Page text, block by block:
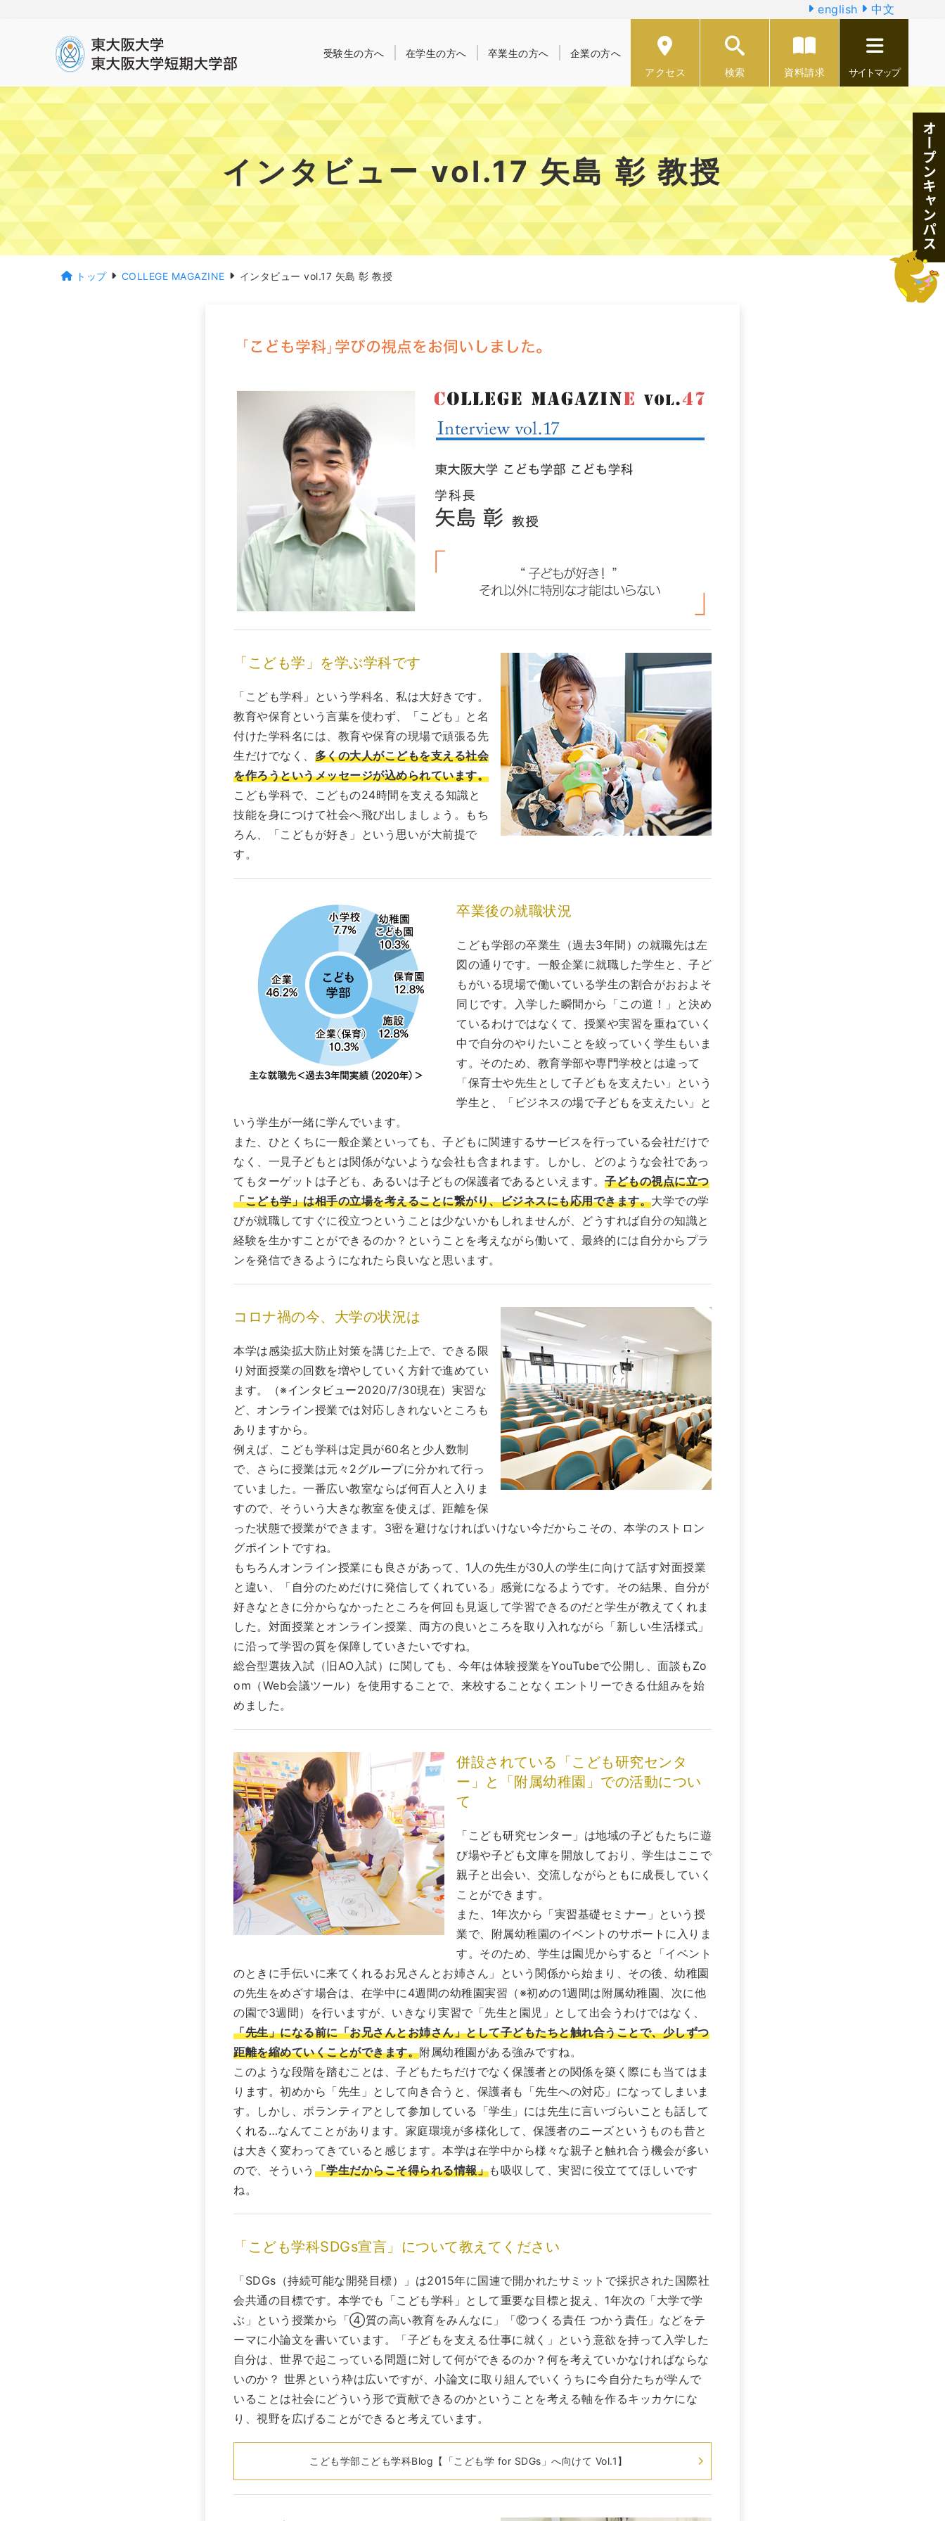
english 中文
受験生の方へ 在学生の方へ 卒業生の方へ 企業の方へ
サイトマップ
資料請求
検索
アクセス
インタビュー vol.17 矢島 彰 教授
トップ COLLEGE MAGAZINE インタビュー vol.17 矢島 彰 教授
「こども学」を学ぶ学科です
「こども学科」という学科名、私は大好きです。
教育や保育という言葉を使わず、「こども」と名
付けた学科名には、教育や保育の現場で頑張る先
生だけでなく、 多くの大人がこどもを支える社会
を作ろうというメッセージが込められています。
こども学科で、こどもの24時間を支える知識と
技能を身につけて社会へ飛び出しましょう。もち
ろん、「こどもが好き」という思いが大前提で
す。
卒業後の就職状況
こども学部の卒業生（過去3年間）の就職先は左
図の通りです。一般企業に就職した学生と、子ど
もがいる現場で働いている学生の割合がおおよそ
同じです。入学した瞬間から「この道！」と決め
ているわけではなくて、授業や実習を重ねていく
中で自分のやりたいことを絞っていく学生もいま
す。そのため、教育学部や専門学校とは違って
「保育士や先生として子どもを支えたい」という
学生と、「ビジネスの場で子どもを支えたい」と
いう学生が一緒に学んでいます。
また、ひとくちに一般企業といっても、子どもに関連するサービスを行っている会社だけで
なく、一見子どもとは関係がないような会社も含まれます。しかし、どのような会社であっ
てもターゲットは子ども、あるいは子どもの保護者であるといえます。 子どもの視点に立つ
「こども学」は相手の立場を考えることに繋がり、ビジネスにも応用できます。大学での学
びが就職してすぐに役立つということは少ないかもしれませんが、どうすれば自分の知識と
経験を生かすことができるのか？ということを考えながら働いて、最終的には自分からプラ
ンを発信できるようになれたら良いなと思います。
コロナ禍の今、大学の状況は
本学は感染拡大防止対策を講じた上で、できる限
り対面授業の回数を増やしていく方針で進めてい
ます。（※インタビュー2020/7/30現在）実習な
ど、オンライン授業では対応しきれないところも
ありますから。
例えば、こども学科は定員が60名と少人数制
で、さらに授業は元々2グループに分かれて行っ
ていました。一番広い教室ならば何百人と入りま
すので、そういう大きな教室を使えば、距離を保
った状態で授業ができます。3密を避けなければいけない今だからこその、本学のストロン
グポイントですね。
もちろんオンライン授業にも良さがあって、1人の先生が30人の学生に向けて話す対面授業
と違い、「自分のためだけに発信してくれている」感覚になるようです。その結果、自分が
好きなときに分からなかったところを何回も見返して学習できるのだと学生が教えてくれま
した。対面授業とオンライン授業、両方の良いところを取り入れながら「新しい生活様式」
に沿って学習の質を保障していきたいですね。
総合型選抜入試（旧AO入試）に関しても、今年は体験授業をYouTubeで公開し、面談もZo
om（Web会議ツール）を使用することで、来校することなくエントリーできる仕組みを始
めました。
併設されている「こども研究センタ
ー」と「附属幼稚園」での活動につい
て
「こども研究センター」は地域の子どもたちに遊
び場や子ども文庫を開放しており、学生はここで
親子と出会い、交流しながらともに成長していく
ことができます。
また、1年次から「実習基礎セミナー」という授
業で、附属幼稚園のイベントのサポートに入りま
す。そのため、学生は園児からすると「イベント
のときに手伝いに来てくれるお兄さんとお姉さん」という関係から始まり、その後、幼稚園
の先生をめざす場合は、在学中に4週間の幼稚園実習（※初めの1週間は附属幼稚園、次に他
の園で3週間）を行いますが、いきなり実習で「先生と園児」として出会うわけではなく、
「先生」になる前に「お兄さんとお姉さん」として子どもたちと触れ合うことで、少しずつ
距離を縮めていくことができます。附属幼稚園がある強みですね。
このような段階を踏むことは、子どもたちだけでなく保護者との関係を築く際にも当てはま
ります。初めから「先生」として向き合うと、保護者も「先生への対応」になってしまいま
す。しかし、ボランティアとして参加している「学生」には先生に言いづらいことも話して
くれる…なんてことがあります。家庭環境が多様化して、保護者のニーズというものも昔と
は大きく変わってきていると感じます。本学は在学中から様々な親子と触れ合う機会が多い
ので、そういう 「学生だからこそ得られる情報」も吸収して、実習に役立ててほしいです
ね。
「こども学科SDGs宣言」について教えてください
「SDGs（持続可能な開発目標）」は2015年に国連で開かれたサミットで採択された国際社
会共通の目標です。本学でも「こども学科」として重要な目標と捉え、1年次の「大学で学
ぶ」という授業から「④質の高い教育をみんなに」「⑫つくる責任 つかう責任」などをテ
ーマに小論文を書いています。「子どもを支える仕事に就く」という意欲を持って入学した
自分は、世界で起こっている問題に対して何ができるのか？何を考えていかなければならな
いのか？ 世界という枠は広いですが、小論文に取り組んでいくうちに今自分たちが学んで
いることは社会にどういう形で貢献できるのかということを考える軸を作るキッカケにな
り、視野を広げることができると考えています。
こども学部こども学科Blog【「こども学 for SDGs」へ向けて Vol.1】